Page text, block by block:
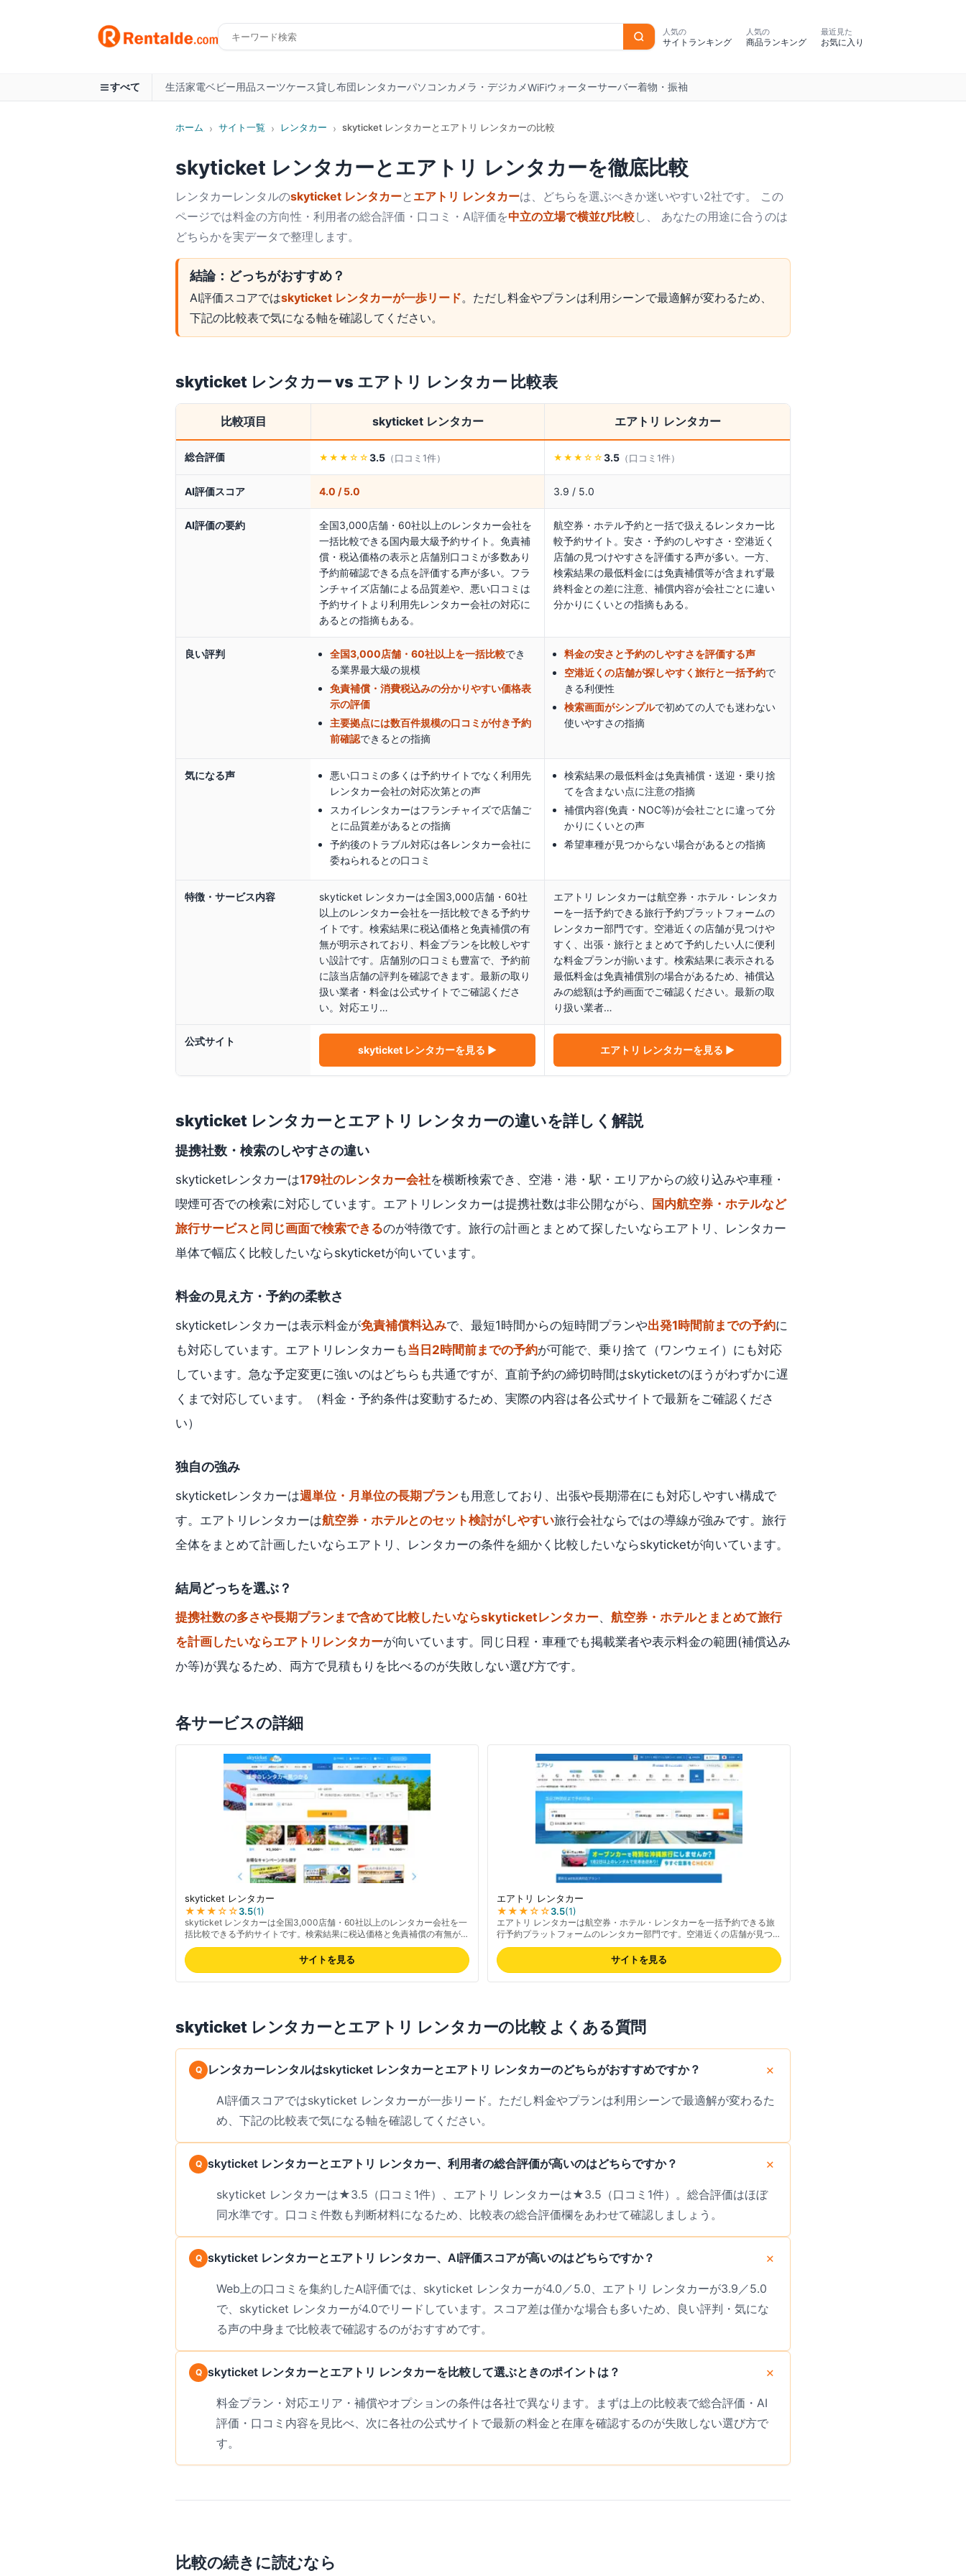
人気の
サイトランキング
人気の
商品ランキング
最近見た
お気に入り
すべて 生活家電ベビー用品スーツケース貸し布団レンタカーパソコンカメラ・デジカメWiFiウォーターサーバー着物・振袖
ホーム › サイト一覧 › レンタカー › skyticket レンタカーとエアトリ レンタカーの比較
skyticket レンタカーと エアトリ レンタカーを徹底比較
レンタカーレンタルのskyticket レンタカーと エアトリ レンタカーは、どちらを選ぶべきか迷いやすい2社です。 この
ページでは料金の方向性・利用者の総合評価・口コミ・AI評価を中立の立場で横並び比較し、 あなたの用途に合うのは
どちらかを実データで整理します。
結論：どっちがおすすめ？
AI評価スコアではskyticket レンタカーが一歩リード。ただし料金やプランは利用シーンで最適解が変わるため、
下記の比較表で気になる軸を確認してください。
skyticket レンタカーvs エアトリ レンタカー 比較表
比較項目 skyticket レンタカー エアトリ レンタカー
総合評価 ★★★ ☆☆ 3.5 （口コミ 1件） ★★★ ☆☆ 3.5 （口コミ 1件）
AI評価スコア 4.0 / 5.0 3.9 / 5.0
AI評価の要約
全国3,000店舗・60社以上のレンタカー会社を
一括比較できる国内最大級予約サイト。免責補
償・税込価格の表示と店舗別口コミが多数あり
予約前確認できる点を評価する声が多い。フラ
ンチャイズ店舗による品質差や、悪い口コミは
予約サイトより利用先レンタカー会社の対応に
あるとの指摘もある。
航空券・ホテル予約と一括で扱えるレンタカー比
較予約サイト。安さ・予約のしやすさ・空港近く
店舗の見つけやすさを評価する声が多い。一方、
検索結果の最低料金には免責補償等が含まれず最
終料金との差に注意、補償内容が会社ごとに違い
分かりにくいとの指摘もある。
良い評判 全国3,000店舗・60社以上を一括比較でき
る業界最大級の規模
免責補償・消費税込みの分かりやすい価格表
示の評価
主要拠点には数百件規模の口コミが付き予約
前確認できる との指摘
料金の安さと予約のしやすさを評価する声
空港近くの店舗が探しやすく旅行と一括予約で
きる利便性
検索画面がシンプルで初めての人でも迷わない
使いやすさの指摘
気になる声
悪い口コミの多くは予約サイトでなく利用先
レンタカー会社の対応次第との声
スカイレンタカーはフランチャイズで店舗ご
とに品質差があるとの指摘
予約後のトラブル対応は各レンタカー会社に
委ねられるとの口コミ
検索結果の最低料金は免責補償・送迎・乗り捨
てを含まない点に注意の指摘
補償内容(免責・NOC等)が会社ごとに違って分
かりにくいとの声
希望車種が見つからない場合があるとの指摘
特徴・サービス内容
skyticket レンタカーは全国3,000店舗・60社
以上のレンタカー会社を一括比較できる予約サ
イトです。検索結果に税込価格と免責補償の有
無が明示されており、料金プランを比較しやす
い設計です。店舗別の口コミも豊富で、予約前
に該当店舗の評判を確認できます。最新の取り
扱い業者・料金は公式サイトでご確認くださ
い。対応エリ…
エアトリ レンタカーは航空券・ホテル・レンタカ
ーを一括予約できる旅行予約プラットフォームの
レンタカー部門です。空港近くの店舗が見つけや
すく、出張・旅行とまとめて予約したい人に便利
な料金プランが揃います。検索結果に表示される
最低料金は免責補償別の場合があるため、補償込
みの総額は予約画面でご確認ください。最新の取
り扱い業者…
公式サイト
skyticket レンタカーを見る ▶ エアトリ レンタカーを見る ▶
skyticket レンタカーとエアトリ レンタカーの違いを詳しく解説
提携社数・検索のしやすさの違い
skyticketレンタカーは179社のレンタカー会社を横断検索でき、空港・港・駅・エリアからの絞り込みや車種・
喫煙可否での検索に対応しています。エアトリレンタカーは提携社数は非公開ながら、
国内航空券・ホテルなど
旅行サービスと同じ画面で検索できるのが特徴です。旅行の計画とまとめて探したいならエアトリ、レンタカー
単体で幅広く比較したいならskyticketが向いています。
料金の見え方・予約の柔軟さ
skyticketレンタカーは表示料金が免責補償料込みで、最短1時間からの短時間プランや出発1時間前までの予約に
も対応しています。エアトリレンタカーも当日2時間前までの予約が可能で、乗り捨て（ワンウェイ）にも対応
しています。急な予定変更に強いのはどちらも共通ですが、直前予約の締切時間はskyticketのほうがわずかに遅
くまで対応しています。（料金・予約条件は変動するため、実際の内容は各公式サイトで最新をご確認くださ
い）
独自の強み
skyticketレンタカーは週単位・月単位の長期プランも用意しており、出張や長期滞在にも対応しやすい構成で
す。エアトリレンタカーは航空券・ホテルとのセット検討がしやすい旅行会社ならではの導線が強みです。旅行
全体をまとめて計画したいならエアトリ、レンタカーの条件を細かく比較したいならskyticketが向いています。
結局どっちを選ぶ？
提携社数の多さや長期プランまで含めて比較したいならskyticketレンタカー、 航空券・ホテルとまとめて旅行
を計画したいならエアトリレンタカーが向いています。同じ日程・車種でも掲載業者や表示料金の範囲(補償込み
か等)が異なるため、両方で見積もりを比べるのが失敗しない選び方です。
各サービスの詳細
skyticket レンタカー
★★★☆☆3.5(1)
skyticket レンタカーは全国3,000店舗・60社以上のレンタカー会社を一
括比較できる予約サイトです。検索結果に税込価格と免責補償の有無が明
示されており、料金プランを比較しやすい設計です。店舗別の口コミも豊
富で、予約前に該当店舗の評判を確認できます。最新の取り扱い業者・料
金は公式サイトでご確認ください。対応エリアは全国47都道府県をカバ
ーし、空港近くから市街地、観光地まで幅広く店舗が検索可能です。
サイトを見る
エアトリ レンタカー
★★★☆☆3.5(1)
エアトリ レンタカーは航空券・ホテル・レンタカーを一括予約できる旅
行予約プラットフォームのレンタカー部門です。空港近くの店舗が見つけ
やすく、出張・旅行とまとめて予約したい人に便利な料金プランが揃いま
す。検索結果に表示される最低料金は免責補償別の場合があるため、補償
込みの総額は予約画面でご確認ください。最新の取り扱い業者・料金は公
式サイトでご確認ください。対応エリアは全国47都道府県の主要空港・
サイトを見る
skyticket レンタカーとエアトリ レンタカーの比較 よくある質問
レンタカーレンタルはskyticket レンタカーとエアトリ レンタカーのどちらがおすすめですか？
AI評価スコアではskyticket レンタカーが一歩リード。ただし料金やプランは利用シーンで最適解が変わるた
め、下記の比較表で気になる軸を確認してください。
skyticket レンタカーとエアトリ レンタカー、利用者の総合評価が高いのはどちらですか？
skyticket レンタカーは★3.5（口コミ1件）、エアトリ レンタカーは★3.5（口コミ1件）。総合評価はほぼ
同水準です。口コミ件数も判断材料になるため、比較表の総合評価欄をあわせて確認しましょう。
skyticket レンタカーとエアトリ レンタカー、AI評価スコアが高いのはどちらですか？
Web上の口コミを集約したAI評価では、skyticket レンタカーが4.0／5.0、エアトリ レンタカーが3.9／5.0
で、skyticket レンタカーが4.0でリードしています。スコア差は僅かな場合も多いため、良い評判・気にな
る声の中身まで比較表で確認するのがおすすめです。
skyticket レンタカーとエアトリ レンタカーを比較して選ぶときのポイントは？
料金プラン・対応エリア・補償やオプションの条件は各社で異なります。まずは上の比較表で総合評価・AI
評価・口コミ内容を見比べ、次に各社の公式サイトで最新の料金と在庫を確認するのが失敗しない選び方で
す。
比較の続きに読むなら